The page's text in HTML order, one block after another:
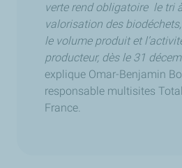
verte rend obligatoire le tri
valorisation des
le volume produit et
producteur, dès le 31
explique Omar-Benjamin
responsable multisites
France.